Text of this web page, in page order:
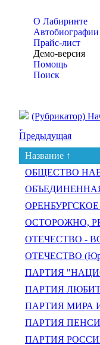
О Лабиринте
Автобиографии
Прайс-лист
Демо-версия
Помощь
Поиск
(Рубрикатор)
Предыдущая
Название ↑
ОБЩЕСТВО
ОСТОРОЖНО,
ОТЕЧЕСТВО -
ОТЕЧЕСТВО
ПАРТИЯ
ПАРТИЯ
ПАРТИЯ МИРА И
ПАРТИЯ
ПАРТИЯ